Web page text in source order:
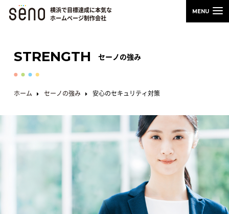
横浜で目標達成に本気な
ホームページ制作会社
STRENGTH セーノの強み
ホーム セーノの強み 安心のセキュリティ対策